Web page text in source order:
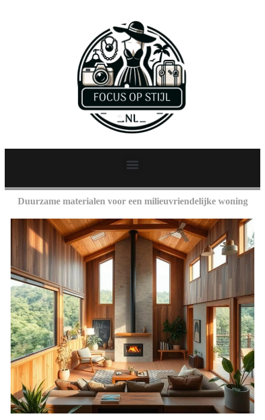
Duurzame materialen voor een milieuvriendelijke woning